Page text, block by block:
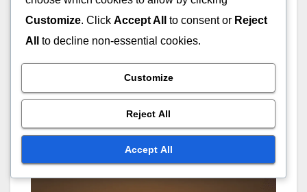
колебаят да атакуват към коша.
Изучаването на техниките и стратегиите на
тези играчи може да предложи практически
уроци за амбициозни защитници. Треньорите
могат да включат елементи от техния стил на
игра в тренировъчните сесии, за да помогнат
на играчите да развият подобни умения.
Customize. Click Accept All to consent or Reject
All
to decline non-essential cookies.
Customize
Reject All
Accept All